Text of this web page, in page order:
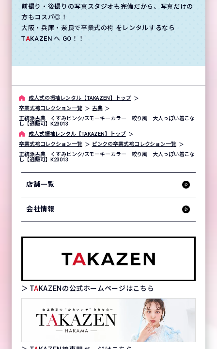
前撮り・後撮りの写真スタジオも完備だから、写真だけの
方もコスパ◎！
大阪・兵庫・奈良で卒業式の袴 をレンタルするなら
TAKAZEN へ GO！！
成⼈式の振袖レンタル【TAKAZEN】トップ
卒業式袴コレクション一覧
古典
正統派古典 くすみピンク/スモーキーカラー 絞り風 大人っぽい着こな
し【通販可】K23013
成⼈式振袖レンタル【TAKAZEN】トップ
卒業式袴コレクション一覧
ピンクの卒業式袴コレクション一覧
正統派古典 くすみピンク/スモーキーカラー 絞り風 大人っぽい着こな
し【通販可】K23013
店舗一覧
会社情報
＞ TAKAZENの公式ホームページはこちら